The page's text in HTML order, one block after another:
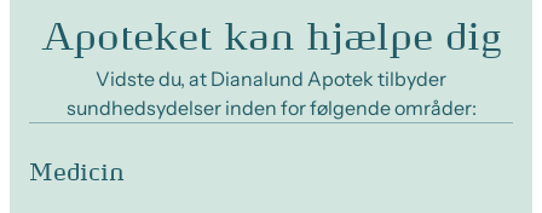
Apoteket kan hjælpe dig
Vidste du, at Dianalund Apotek tilbyder
sundhedsydelser inden for følgende områder:
Medicin